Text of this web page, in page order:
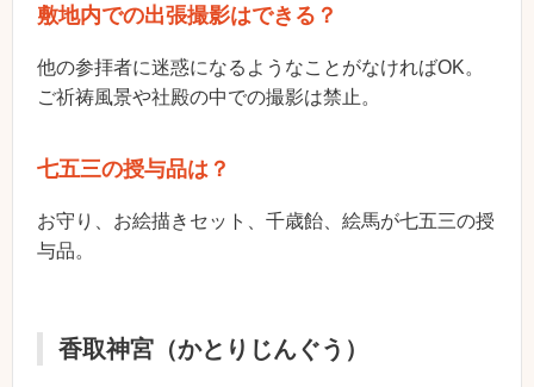
敷地内での出張撮影はできる？
他の参拝者に迷惑になるようなことがなければOK。
ご祈祷風景や社殿の中での撮影は禁止。
七五三の授与品は？
お守り、お絵描きセット、千歳飴、絵馬が七五三の授
与品。
香取神宮（かとりじんぐう）